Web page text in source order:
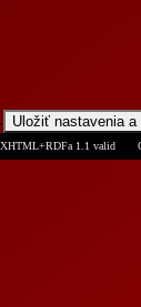
XHTML+RDFa 1.1 valid